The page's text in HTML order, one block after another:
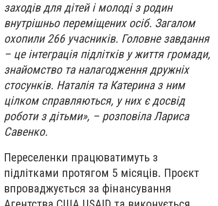
заходів для дітей і молоді з родин
внутрішньо переміщених осіб. Загалом
охопили 266 учасників. Головне завдання
– це інтеграція підлітків у життя громади,
знайомство та налагодження дружніх
стосунків. Наталія та Катерина з ним
цілком справляються, у них є досвід
роботи з дітьми», – розповіла Лариса
Савенко.
Переселенки працюватимуть з
підлітками протягом 5 місяців. Проєкт
впроваджується за фінансування